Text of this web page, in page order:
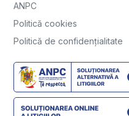
ANPC
Politică cookies
Politică de confidențialitate